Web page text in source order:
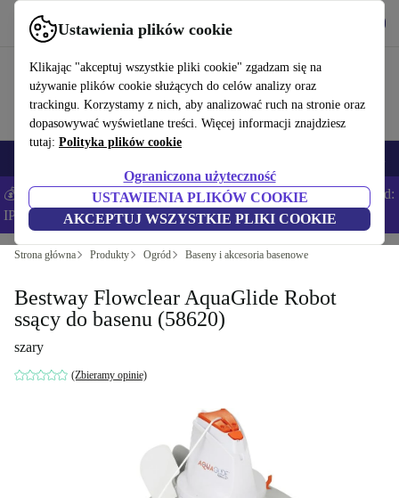
Ustawienia plików cookie
Klikając "akceptuj wszystkie pliki cookie" zgadzam się na
używanie plików cookie służących do celów analizy oraz
trackingu. Korzystamy z nich, aby analizować ruch na stronie oraz
dopasowywać wyświetlane treści. Więcej informacji znajdziesz
tutaj: Polityka plików cookie
Ograniczona użyteczność
USTAWIENIA PLIKÓW COOKIE
AKCEPTUJ WSZYSTKIE PLIKI COOKIE
Korzystaj z refurbed szybko i łatwo
💰Zaoszczędź DODATKOWE 5% na wszystkich iPhone’ach – Kod:
IPHONEDEAL –Regulamin
Strona główna Produkty Ogród Baseny i akcesoria basenowe
Bestway Flowclear AquaGlide Robot
ssący do basenu (58620)
szary
(Zbieramy opinie)